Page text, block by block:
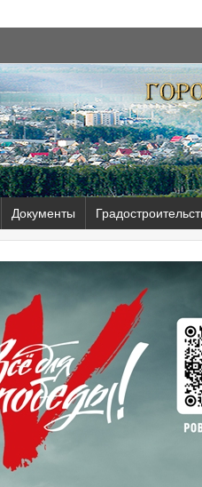
Документы